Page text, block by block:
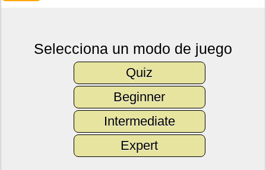
Selecciona un modo de juego
Quiz
Beginner
Intermediate
Expert